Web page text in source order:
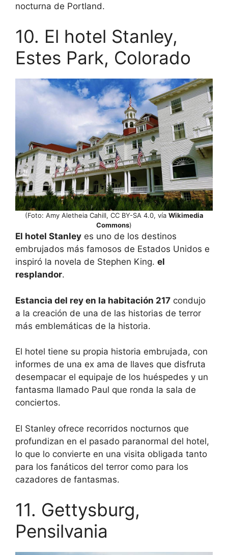
nocturna de Portland.
10. El hotel Stanley,
Estes Park, Colorado
(Foto: Amy Aletheia Cahill, CC BY-SA 4.0, vía Wikimedia
Commons)
El hotel Stanley es uno de los destinos
embrujados más famosos de Estados Unidos e
inspiró la novela de Stephen King. el
resplandor.
Estancia del rey en la habitación 217 condujo
a la creación de una de las historias de terror
más emblemáticas de la historia.
El hotel tiene su propia historia embrujada, con
informes de una ex ama de llaves que disfruta
desempacar el equipaje de los huéspedes y un
fantasma llamado Paul que ronda la sala de
conciertos.
El Stanley ofrece recorridos nocturnos que
profundizan en el pasado paranormal del hotel,
lo que lo convierte en una visita obligada tanto
para los fanáticos del terror como para los
cazadores de fantasmas.
11. Gettysburg,
Pensilvania